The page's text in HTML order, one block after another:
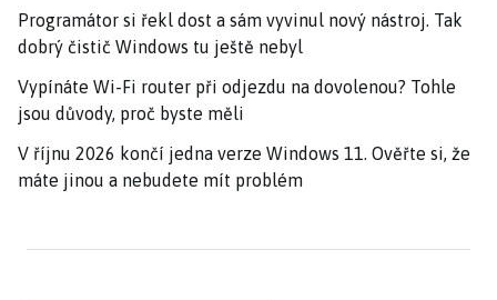
Programátor si řekl dost a sám vyvinul nový nástroj. Tak
dobrý čistič Windows tu ještě nebyl
Vypínáte Wi-Fi router při odjezdu na dovolenou? Tohle
jsou důvody, proč byste měli
V říjnu 2026 končí jedna verze Windows 11. Ověřte si, že
máte jinou a nebudete mít problém